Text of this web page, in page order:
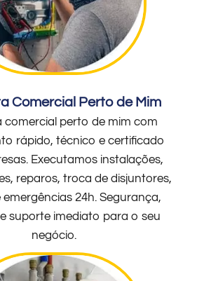
Comercial Perto de Mim
comercial perto de mim com
rápido, técnico e certificado
Executamos instalações,
reparos, troca de disjuntores,
24h. Segurança,
suporte imediato para o seu
negócio.